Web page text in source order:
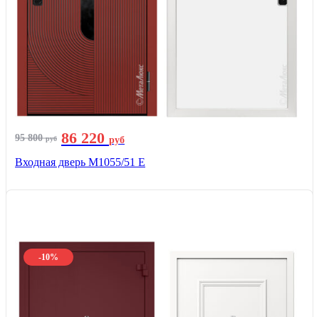
95 800руб 86 220 руб
Входная дверь М1055/51 Е
-10%